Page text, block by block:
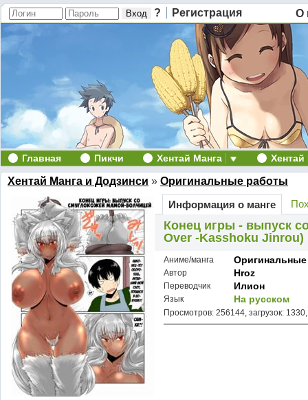
? Регистрация О
Главная Пикчи Хентай Манга
Хентай Манга и Додзинси » Оригинальные работы
Информация о манге
Конец игры - выпуск
Over -Kasshoku Jinrou)
Аниме/манга
Автор Hroz
Переводчик Илион
Язык На русском
Просмотров: 256144, загрузок: